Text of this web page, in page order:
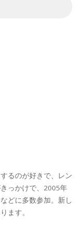
るのが好きで、レン
っかけで、2005年
どに多数参加。新し
ます。